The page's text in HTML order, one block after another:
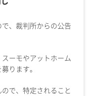
、裁判所からの公告
ーモやアットホーム
ります。
で、特定されること